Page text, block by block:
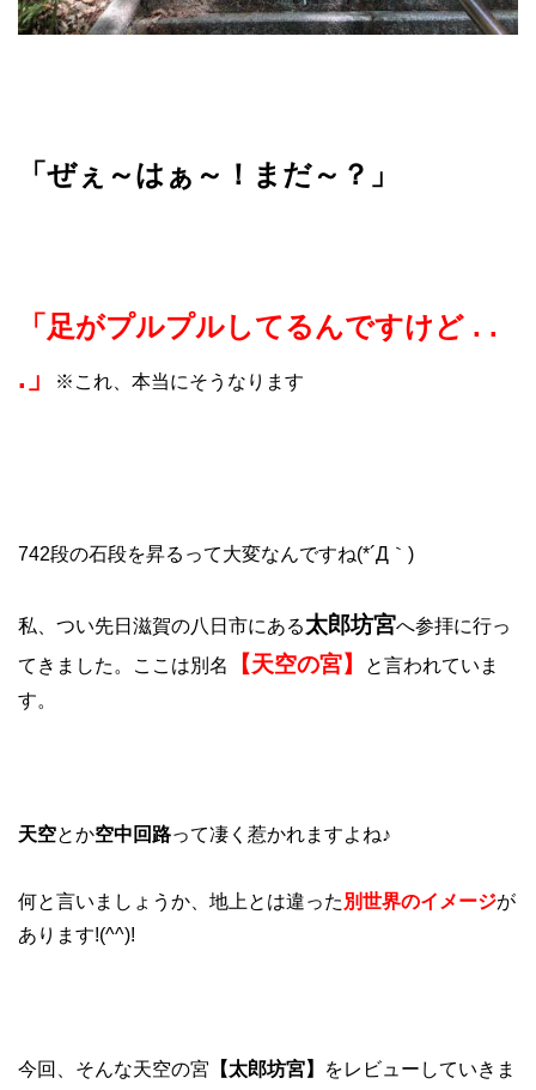
「ぜぇ～はぁ～！まだ～？」
「足がプルプルしてるんですけど . .
.」
※これ、本当にそうなります
742段の石段を昇るって大変なんですね(*´Д｀)
私、つい先日滋賀の八日市にある太郎坊宮へ参拝に行っ
てきました。ここは別名
【天空の宮】
と言われていま
す。
天空とか空中回路って凄く惹かれますよね♪
何と言いましょうか、地上とは違った 別世界のイメージが
あります!(^^)!
今回、そんな天空の宮 【太郎坊宮】
をレビューしていきま